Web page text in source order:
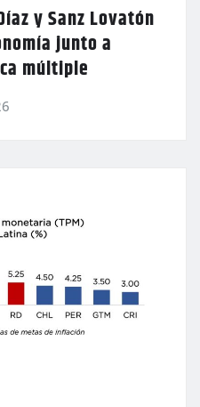
y Sanz Lovatón
junto a
múltiple